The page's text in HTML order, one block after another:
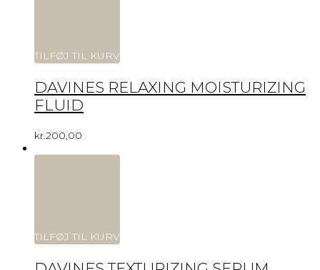
TILFØJ TIL KURV
DAVINES RELAXING MOISTURIZING
FLUID
kr.200,00
TILFØJ TIL KURV